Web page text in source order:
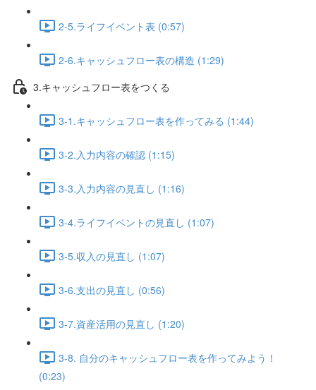
2-5.ライフイベント表 (0:57)
2-6.キャッシュフロー表の構造 (1:29)
3.キャッシュフロー表をつくる
3-1.キャッシュフロー表を作ってみる (1:44)
3-2.入力内容の確認 (1:15)
3-3.入力内容の見直し (1:16)
3-4.ライフイベントの見直し (1:07)
3-5.収入の見直し (1:07)
3-6.支出の見直し (0:56)
3-7.資産活用の見直し (1:20)
3-8. 自分のキャッシュフロー表を作ってみよう！
(0:23)